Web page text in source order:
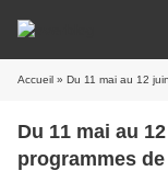
Accueil » Du 11 mai au 12 juin
Du 11 mai au
programmes